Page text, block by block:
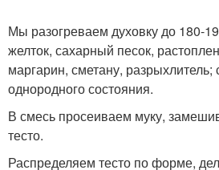
Мы разогреваем духовку до 180-
желток, сахарный песок,
маргарин, сметану,
однородного состояния.
В смесь просеиваем муку,
тесто.
Распределяем тесто по форме,